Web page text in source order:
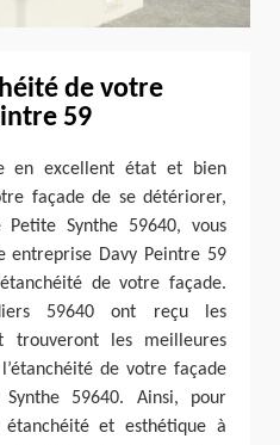
de votre
59
en excellent état et bien
façade de se détériorer,
Synthe 59640, vous
entreprise Davy Peintre 59
de votre façade.
59640 ont reçu les
trouveront les meilleures
de votre façade
59640. Ainsi, pour
et esthétique à